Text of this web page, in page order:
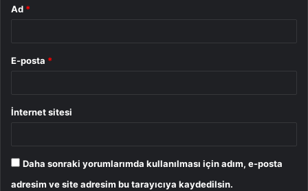
Ad *
E-posta *
İnternet sitesi
Daha sonraki yorumlarımda kullanılması için adım, e-posta
adresim ve site adresim bu tarayıcıya kaydedilsin.